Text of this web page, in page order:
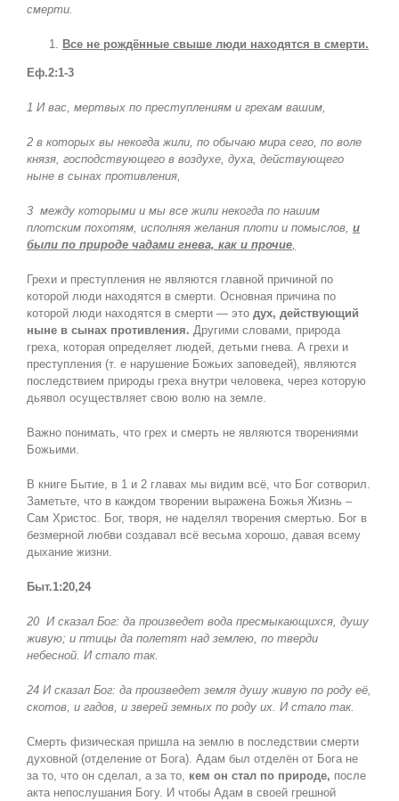
смерти.
Все не рождённые свыше люди находятся в смерти.
Еф.2:1-3
1 И вас, мертвых по преступлениям и грехам вашим,
2 в которых вы некогда жили, по обычаю мира сего, по воле
князя, господствующего в воздухе, духа, действующего
ныне в сынах противления,
3 между которыми и мы все жили некогда по нашим
плотским похотям, исполняя желания плоти и помыслов, и
были по природе чадами гнева, как и прочие,
Грехи и преступления не являются главной причиной по
которой люди находятся в смерти. Основная причина по
которой люди находятся в смерти — это дух, действующий
ныне в сынах противления. Другими словами, природа
греха, которая определяет людей, детьми гнева. А грехи и
преступления (т. е нарушение Божьих заповедей), являются
последствием природы греха внутри человека, через которую
дьявол осуществляет свою волю на земле.
Важно понимать, что грех и смерть не являются творениями
Божьими.
В книге Бытие, в 1 и 2 главах мы видим всё, что Бог сотворил.
Заметьте, что в каждом творении выражена Божья Жизнь –
Сам Христос. Бог, творя, не наделял творения смертью. Бог в
безмерной любви создавал всё весьма хорошо, давая всему
дыхание жизни.
Быт.1:20,24
20 И сказал Бог: да произведет вода пресмыкающихся, душу
живую; и птицы да полетят над землею, по тверди
небесной. И стало так.
24 И сказал Бог: да произведет земля душу живую по роду её,
скотов, и гадов, и зверей земных по роду их. И стало так.
Смерть физическая пришла на землю в последствии смерти
духовной (отделение от Бога). Адам был отделён от Бога не
за то, что он сделал, а за то, кем он стал по природе, после
акта непослушания Богу. И чтобы Адам в своей грешной